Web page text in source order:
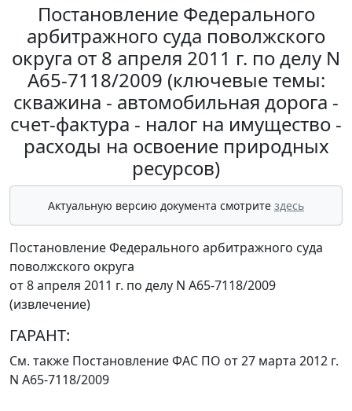
Постановление Федерального
арбитражного суда поволжского
округа от 8 апреля 2011 г. по делу N
А65-7118/2009 (ключевые темы:
скважина - автомобильная дорога -
счет-фактура - налог на имущество -
расходы на освоение природных
ресурсов)
Актуальную версию документа смотрите здесь
Постановление Федерального арбитражного суда
поволжского округа
от 8 апреля 2011 г. по делу N А65-7118/2009
(извлечение)
ГАРАНТ:
См. также ПостановлениеФАС ПО от 27 марта 2012 г.
N А65-7118/2009